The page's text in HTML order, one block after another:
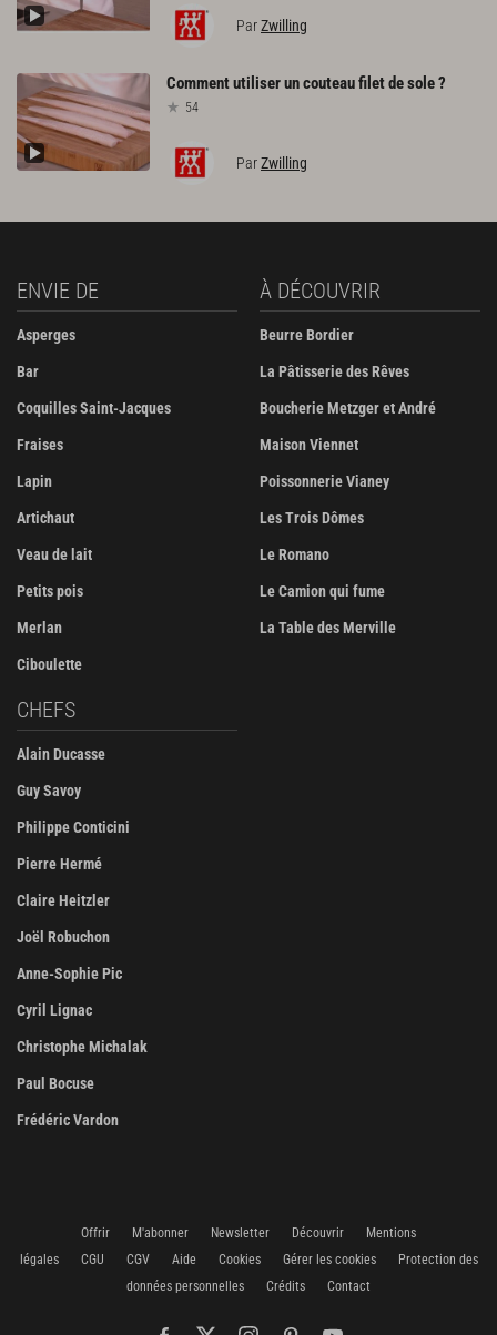
ParZwilling
Commentutiliseruncouteaufiletdesole?
54
ParZwilling
ENVIE DE
Asperges
Bar
Coquilles Saint-Jacques
Fraises
Lapin
Artichaut
Veau de lait
Petits pois
Merlan
Ciboulette
À DÉCOUVRIR
Beurre Bordier
La Pâtisserie des Rêves
Boucherie Metzger et André
Maison Viennet
Poissonnerie Vianey
Les Trois Dômes
Le Romano
Le Camion qui fume
La Table des Merville
CHEFS
Alain Ducasse
Guy Savoy
Philippe Conticini
Pierre Hermé
Claire Heitzler
Joël Robuchon
Anne-Sophie Pic
Cyril Lignac
Christophe Michalak
Paul Bocuse
Frédéric Vardon
Offrir M'abonner Newsletter Découvrir
Mentions
légales
CGU CGV Aide Cookies Gérer les cookies
Protection des
données personnelles
Crédits Contact